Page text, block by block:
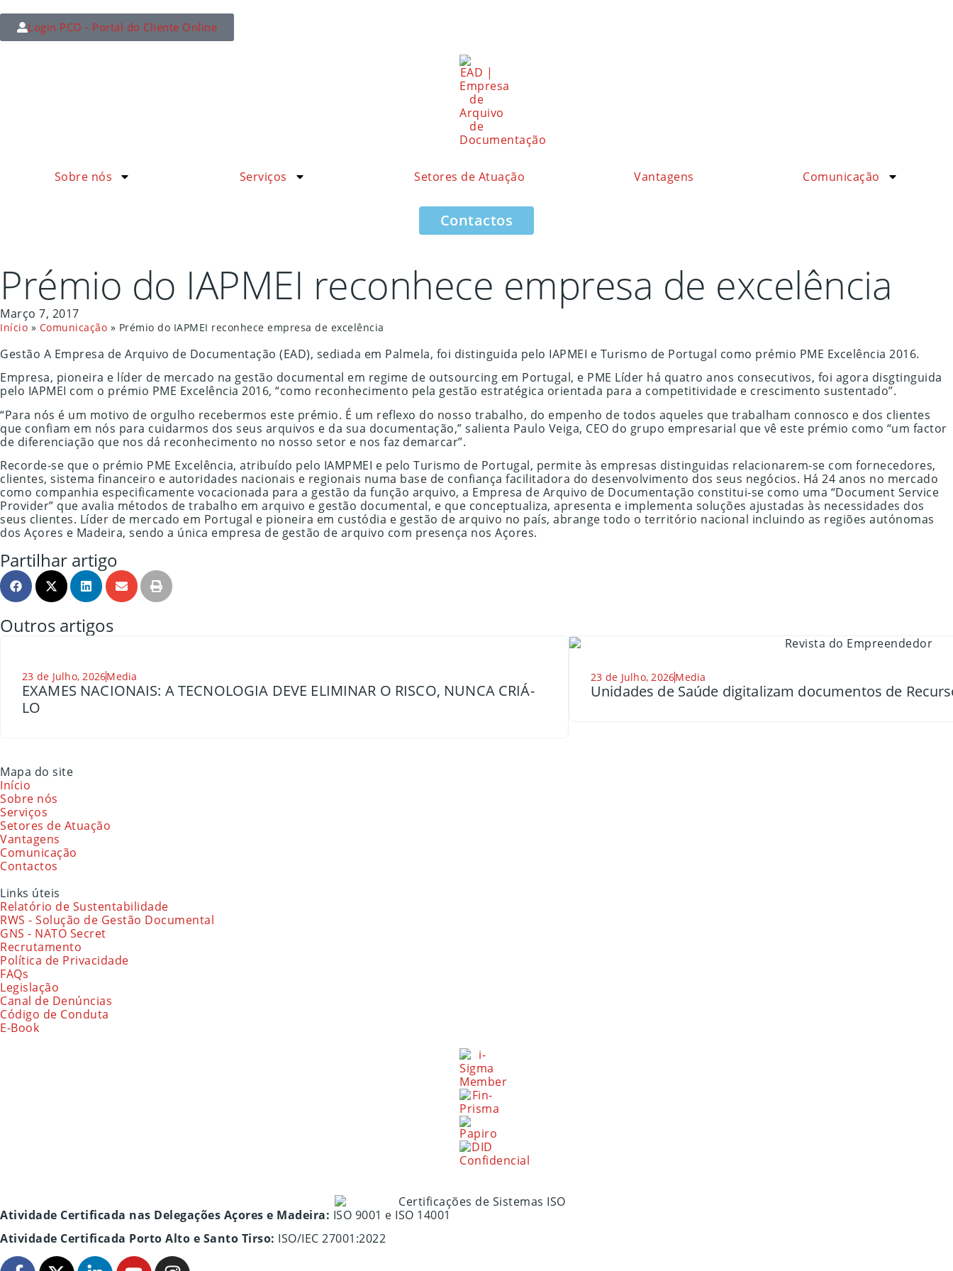
Login PCO - Portal do Cliente Online
Sobre nós Serviços Setores de Atuação Vantagens Comunicação
Contactos
Prémio do IAPMEI reconhece empresa de excelência
Março 7, 2017
Início » Comunicação » Prémio do IAPMEI reconhece empresa de excelência
Gestão A Empresa de Arquivo de Documentação (EAD), sediada em Palmela, foi distinguida pelo IAPMEI e Turismo de Portugal como prémio PME Excelência 2016.
Empresa, pioneira e líder de mercado na gestão documental em regime de outsourcing em Portugal, e PME Líder há quatro anos consecutivos, foi agora disgtinguida
pelo IAPMEI com o prémio PME Excelência 2016, “como reconhecimento pela gestão estratégica orientada para a competitividade e crescimento sustentado”.
“Para nós é um motivo de orgulho recebermos este prémio. É um reflexo do nosso trabalho, do empenho de todos aqueles que trabalham connosco e dos clientes
que confiam em nós para cuidarmos dos seus arquivos e da sua documentação,” salienta Paulo Veiga, CEO do grupo empresarial que vê este prémio como “um factor
de diferenciação que nos dá reconhecimento no nosso setor e nos faz demarcar”.
Recorde-se que o prémio PME Excelência, atribuído pelo IAMPMEI e pelo Turismo de Portugal, permite às empresas distinguidas relacionarem-se com fornecedores,
clientes, sistema financeiro e autoridades nacionais e regionais numa base de confiança facilitadora do desenvolvimento dos seus negócios. Há 24 anos no mercado
como companhia especificamente vocacionada para a gestão da função arquivo, a Empresa de Arquivo de Documentação constitui-se como uma “Document Service
Provider” que avalia métodos de trabalho em arquivo e gestão documental, e que conceptualiza, apresenta e implementa soluções ajustadas às necessidades dos
seus clientes. Líder de mercado em Portugal e pioneira em custódia e gestão de arquivo no país, abrange todo o território nacional incluindo as regiões autónomas
dos Açores e Madeira, sendo a única empresa de gestão de arquivo com presença nos Açores.
Partilhar artigo
Outros artigos
23 de Julho, 2026Media
EXAMES NACIONAIS: A TECNOLOGIA DEVE ELIMINAR O RISCO, NUNCA CRIÁ-
LO
23 de Julho, 2026Media
Unidades de Saúde digitalizam documentos de
Mapa do site
Início
Sobre nós
Serviços
Setores de Atuação
Vantagens
Comunicação
Contactos
Links úteis
Relatório de Sustentabilidade
RWS - Solução de Gestão Documental
GNS - NATO Secret
Recrutamento
Política de Privacidade
FAQs
Legislação
Canal de Denúncias
Código de Conduta
E-Book
Atividade Certificada nas Delegações Açores e Madeira: ISO 9001 e ISO 14001
Atividade Certificada Porto Alto e Santo Tirso: ISO/IEC 27001:2022